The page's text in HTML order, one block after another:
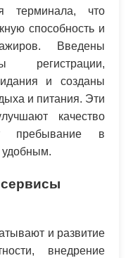
терминала, что
способность и
Введены
регистрации,
и созданы
и питания. Эти
качество
пребывание в
удобным.
и развитие
внедрение